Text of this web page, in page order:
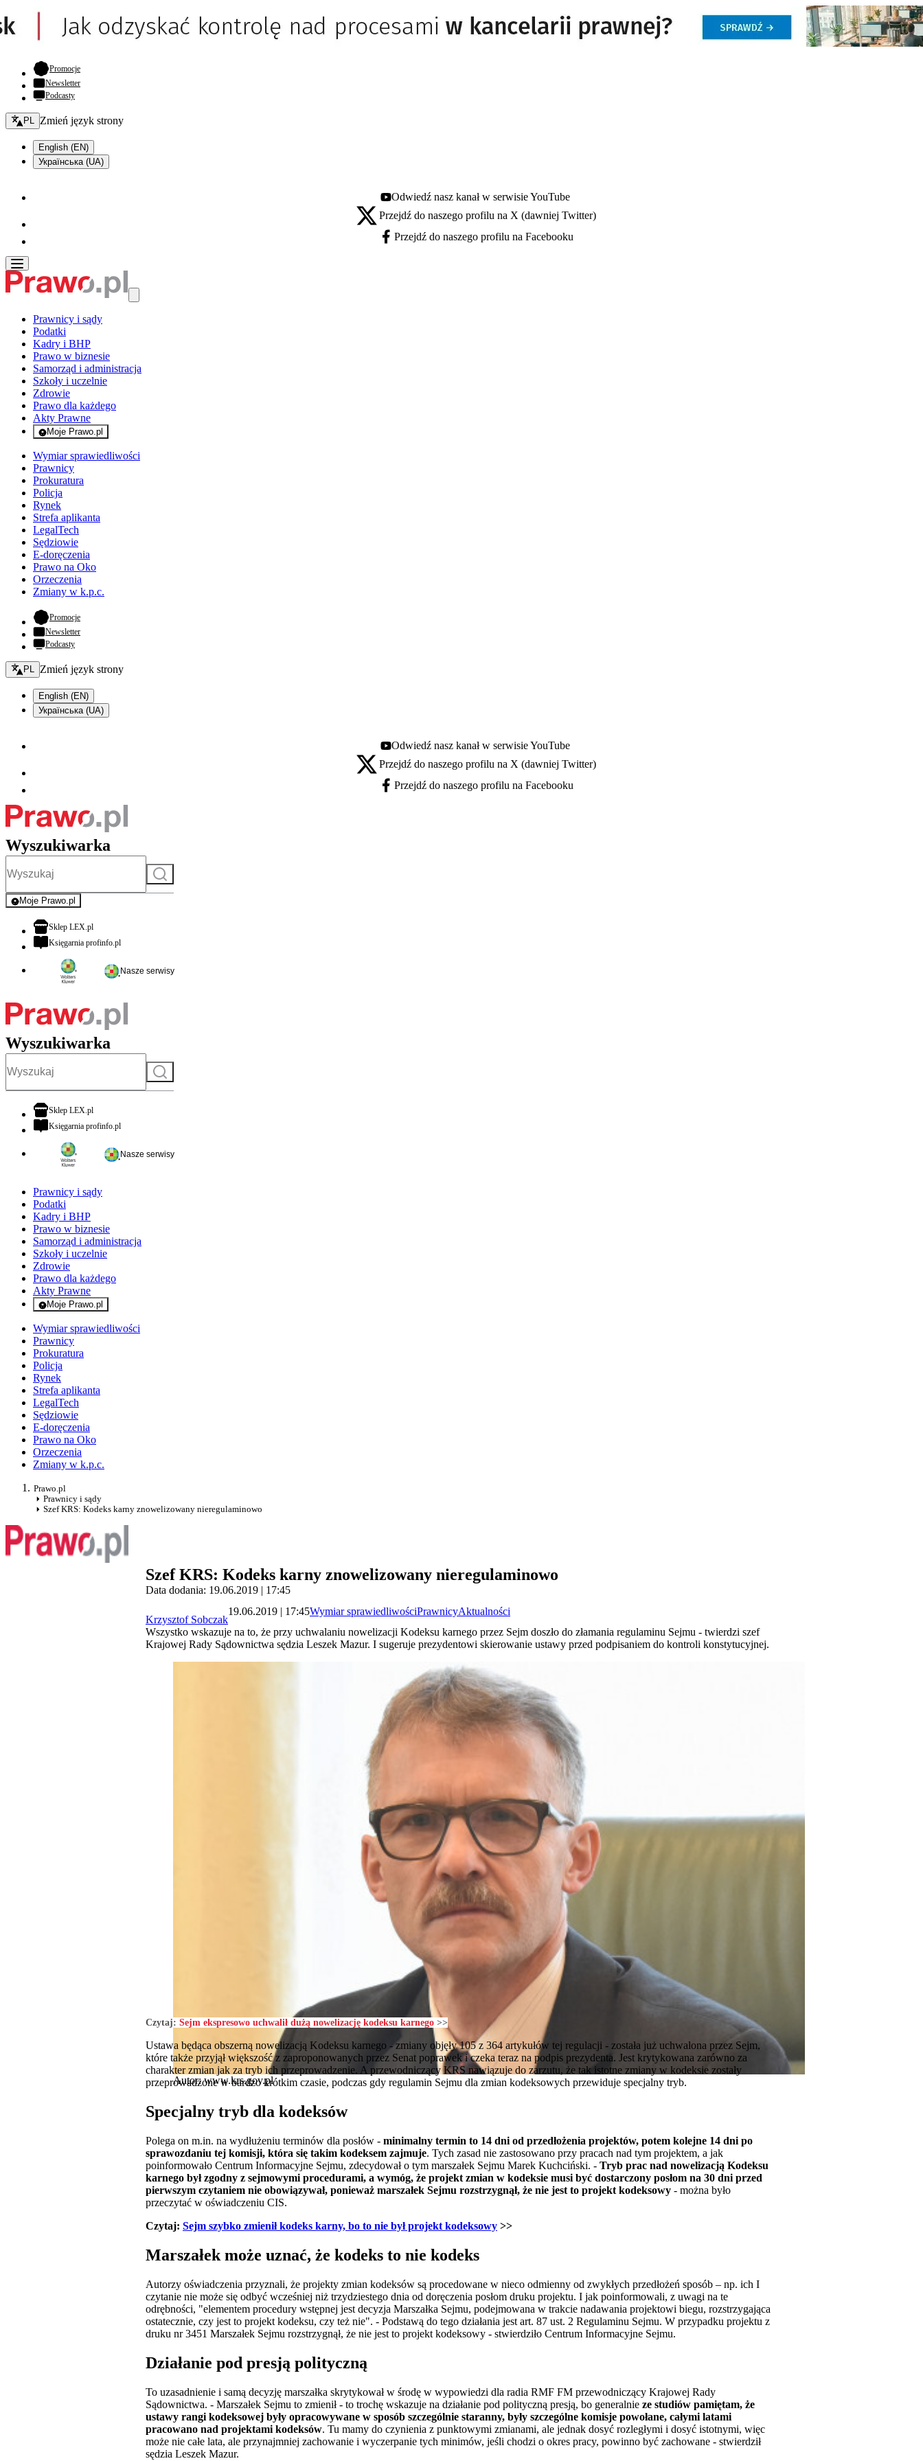
Promocje- otwiera się w nowej karcie
Newsletter
Podcasty
Zmień język - bieżący:
PL Zmień język strony
English (EN)
Українська (UA)
Youtube - otwiera się w nowej karcie
Odwiedź nasz kanał w serwisie YouTube
X - otwiera się w nowej karcie
Przejdź do naszego profilu na X (dawniej Twitter)
Facebook - otwiera się w nowej karcie
Przejdź do naszego profilu na Facebooku
Prawnicy i sądy
Podatki
Kadry i BHP
Prawo w biznesie
Samorząd i administracja
Szkoły i uczelnie
Zdrowie
Prawo dla każdego
Akty Prawne
Moje Prawo.pl
- rejestracja i logowanie do serwisu
Wymiar sprawiedliwości
Prawnicy
Prokuratura
Policja
Rynek
Strefa aplikanta
LegalTech
Sędziowie
E-doręczenia
Prawo na Oko
Orzeczenia
Zmiany w k.p.c.
Promocje- otwiera się w nowej karcie
Newsletter
Podcasty
Zmień język - bieżący:
PL Zmień język strony
English (EN)
Українська (UA)
Youtube - otwiera się w nowej karcie
Odwiedź nasz kanał w serwisie YouTube
X - otwiera się w nowej karcie
Przejdź do naszego profilu na X (dawniej Twitter)
Facebook - otwiera się w nowej karcie
Przejdź do naszego profilu na Facebooku
Wyszukiwarka
Szukaj
Moje Prawo.pl
- rejestracja i logowanie do serwisu
Sklep LEX.plotwiera się w nowej karcie
Księgarnia profinfo.plotwiera się w nowej karcie
Nasze serwisy
Wyszukiwarka
Szukaj
Sklep LEX.plotwiera się w nowej karcie
Księgarnia profinfo.plotwiera się w nowej karcie
Nasze serwisy
Prawnicy i sądy
Podatki
Kadry i BHP
Prawo w biznesie
Samorząd i administracja
Szkoły i uczelnie
Zdrowie
Prawo dla każdego
Akty Prawne
Moje Prawo.pl
- rejestracja i logowanie do serwisu
Wymiar sprawiedliwości
Prawnicy
Prokuratura
Policja
Rynek
Strefa aplikanta
LegalTech
Sędziowie
E-doręczenia
Prawo na Oko
Orzeczenia
Zmiany w k.p.c.
Prawo.pl
Prawnicy i sądy
Szef KRS: Kodeks karny znowelizowany nieregulaminowo
Szef KRS: Kodeks karny znowelizowany nieregulaminowo
Data dodania: 19.06.2019 | 17:45
Krzysztof Sobczak
19.06.2019 | 17:45Wymiar sprawiedliwościPrawnicyAktualności
Wszystko wskazuje na to, że przy uchwalaniu nowelizacji Kodeksu karnego przez Sejm doszło do złamania regulaminu Sejmu - twierdzi szef
Krajowej Rady Sądownictwa sędzia Leszek Mazur. I sugeruje prezydentowi skierowanie ustawy przed podpisaniem do kontroli konstytucyjnej.
Autor: www.krs.gov.pl
Czytaj: Sejm ekspresowo uchwalił dużą nowelizację kodeksu karnego >>
Ustawa będąca obszerną nowelizacją Kodeksu karnego - zmiany objęły 105 z 364 artykułów tej regulacji - została już uchwalona przez Sejm,
które także przyjął większość z zaproponowanych przez Senat poprawek i czeka teraz na podpis prezydenta. Jest krytykowana zarówno za
charakter zmian jak za tryb ich przeprowadzenie. A przewodniczący KRS nawiązuje do zarzutu, że tak istotne zmiany w kodeksie zostały
przeprowadzone w bardzo krótkim czasie, podczas gdy regulamin Sejmu dla zmian kodeksowych przewiduje specjalny tryb.
Specjalny tryb dla kodeksów
Polega on m.in. na wydłużeniu terminów dla posłów - minimalny termin to 14 dni od przedłożenia projektów, potem kolejne 14 dni po
sprawozdaniu tej komisji, która się takim kodeksem zajmuje. Tych zasad nie zastosowano przy pracach nad tym projektem, a jak
poinformowało Centrum Informacyjne Sejmu, zdecydował o tym marszałek Sejmu Marek Kuchciński. - Tryb prac nad nowelizacją Kodeksu
karnego był zgodny z sejmowymi procedurami, a wymóg, że projekt zmian w kodeksie musi być dostarczony posłom na 30 dni przed
pierwszym czytaniem nie obowiązywał, ponieważ marszałek Sejmu rozstrzygnął, że nie jest to projekt kodeksowy - można było
przeczytać w oświadczeniu CIS.
Czytaj: Sejm szybko zmienił kodeks karny, bo to nie był projekt kodeksowy >>
Marszałek może uznać, że kodeks to nie kodeks
Autorzy oświadczenia przyznali, że projekty zmian kodeksów są procedowane w nieco odmienny od zwykłych przedłożeń sposób – np. ich I
czytanie nie może się odbyć wcześniej niż trzydziestego dnia od doręczenia posłom druku projektu. I jak poinformowali, z uwagi na te
odrębności, "elementem procedury wstępnej jest decyzja Marszałka Sejmu, podejmowana w trakcie nadawania projektowi biegu, rozstrzygająca
ostatecznie, czy jest to projekt kodeksu, czy też nie". - Podstawą do tego działania jest art. 87 ust. 2 Regulaminu Sejmu. W przypadku projektu z
druku nr 3451 Marszałek Sejmu rozstrzygnął, że nie jest to projekt kodeksowy - stwierdziło Centrum Informacyjne Sejmu.
Działanie pod presją polityczną
To uzasadnienie i samą decyzję marszałka skrytykował w środę w wypowiedzi dla radia RMF FM przewodniczący Krajowej Rady
Sądownictwa. - Marszałek Sejmu to zmienił - to trochę wskazuje na działanie pod polityczną presją, bo generalnie ze studiów pamiętam, że
ustawy rangi kodeksowej były opracowywane w sposób szczególnie staranny, były szczególne komisje powołane, całymi latami
pracowano nad projektami kodeksów. Tu mamy do czynienia z punktowymi zmianami, ale jednak dosyć rozległymi i dosyć istotnymi, więc
może nie całe lata, ale przynajmniej zachowanie i wyczerpanie tych minimów, jeśli chodzi o okres pracy, powinno być zachowane - stwierdził
sędzia Leszek Mazur.